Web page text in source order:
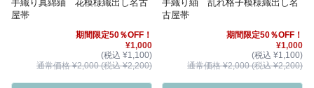
手織り真綿紬 花模様織出し名古
屋帯
期間限定50％OFF！
¥1,000
(税込 ¥1,100)
通常価格 ¥2,000 (税込 ¥2,200)
手織り紬 乱れ格子模様織出し名
古屋帯
期間限定50％OFF！
¥1,000
(税込 ¥1,100)
通常価格 ¥2,000 (税込 ¥2,200)